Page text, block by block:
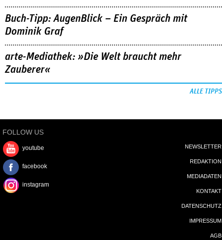
Buch-Tipp: AugenBlick – Ein Gespräch mit
Dominik Graf
arte-Mediathek: »Die Welt braucht mehr
Zauberer«
ALLE TIPPS
FOLLOW US
youtube
facebook
instagram
NEWSLETTER
REDAKTION
MEDIADATEN
KONTAKT
DATENSCHUTZ
IMPRESSUM
AGB